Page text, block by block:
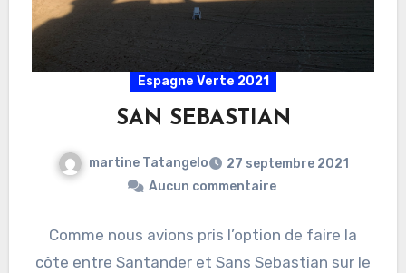
Espagne Verte 2021
SAN SEBASTIAN
martine Tatangelo
27 septembre 2021
Aucun commentaire
Comme nous avions pris l’option de faire la
côte entre Santander et Sans Sebastian sur le